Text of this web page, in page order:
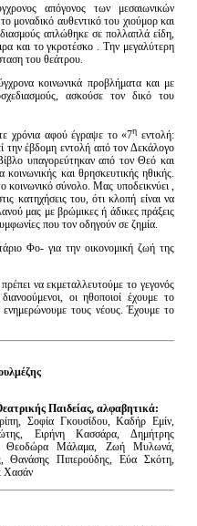
απόγονος των μεσαιωνικών
μοναδικό αυθεντικό του χιούμορ και
απλώθηκε σε πολλαπλά είδη,
και το γκροτέσκο . Την μεγαλύτερη
του θεάτρου.
κοινωνικά προβλήματα και με
ασκούσε τον δικό του
χρόνια αφού έγραψε το «7η εντολή:
την έβδομη εντολή από τον Δεκάλογο
υπαγορεύτηκαν από τον Θεό και
και θρησκευτικής ηθικής.
κοινωνικό σύνολο. Μας υποδεικνύει ,
κατηχήσεις του, ότι κλοπή είναι να
μας με βρώμικες ή άδικες πράξεις
που τον οδηγούν σε ζημία.
Φο- για την οικονομική ζωή της
να εκμεταλλευτούμε το γεγονός
οι ηθοποιοί έχουμε το
τους νέους. Έχουμε το
Παιδείας, αλφαβητικά:
Σοφία Γκουσίδου, Καδήρ Εμίν,
Ειρήνη Κασσάρα, Δημήτρης
Θεοδώρα Μάλαμα, Ζωή Μυλωνά,
Θανάσης Πιπερούδης, Εύα Σκότη,
Χασάν